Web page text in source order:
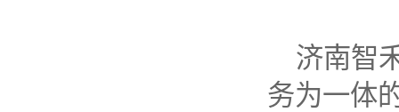
济南智
务为一体